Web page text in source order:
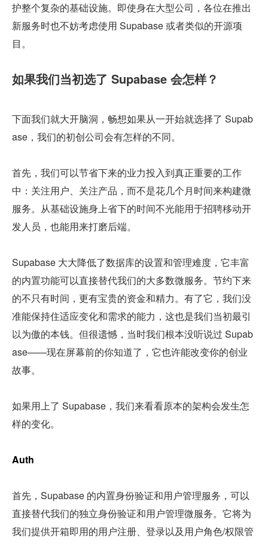
护整个复杂的基础设施。即使身在大型公司，各位在推出
新服务时也不妨考虑使用 Supabase 或者类似的开源项
目。
如果我们当初选了 Supabase 会怎样？
下面我们就大开脑洞，畅想如果从一开始就选择了 Supab
ase，我们的初创公司会有怎样的不同。
首先，我们可以节省下来的业力投入到真正重要的工作
中：关注用户、关注产品，而不是花几个月时间来构建微
服务。从基础设施身上省下的时间不光能用于招聘移动开
发人员，也能用来打磨后端。
Supabase 大大降低了数据库的设置和管理难度，它丰富
的内置功能可以直接替代我们的大多数微服务。节约下来
的不只有时间，更有宝贵的资金和精力。有了它，我们没
准能保持住适应变化和需求的能力，这也是我们当初最引
以为傲的本钱。但很遗憾，当时我们根本没听说过 Supab
ase——现在屏幕前的你知道了，它也许能改变你的创业
故事。
如果用上了 Supabase，我们来看看原本的架构会发生怎
样的变化。
Auth
首先，Supabase 的内置身份验证和用户管理服务，可以
直接替代我们的独立身份验证和用户管理微服务。它将为
我们提供开箱即用的用户注册、登录以及用户角色/权限管